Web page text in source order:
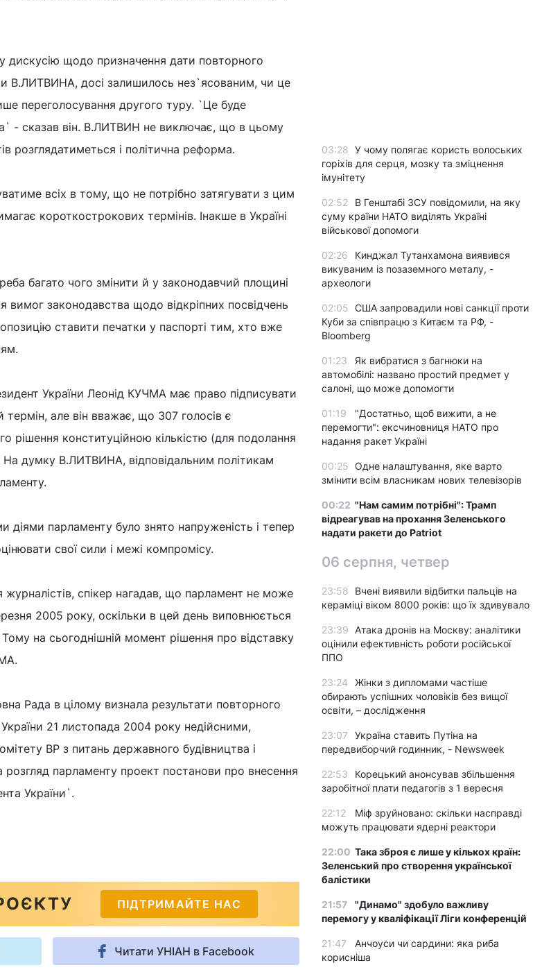
щодо призначення дати повторного
В.ЛИТВИНА, досі залишилось нез`ясованим, чи це
переголосування другого туру. `Це буде
- сказав він. В.ЛИТВИН не виключає, що в цьому
розглядатиметься і політична реформа.
всіх в тому, що не потрібно затягувати з цим
короткострокових термінів. Інакше в Україні
багато чого змінити й у законодавчий площині
вимог законодавства щодо відкріпних посвідчень
ставити печатки у паспорті тим, хто вже
України Леонід КУЧМА має право підписувати
але він вважає, що 307 голосів є
рішення конституційною кількістю (для подолання
На думку В.ЛИТВИНА, відповідальним політикам
діями парламенту було знято напруженість і тепер
свої сили і межі компромісу.
журналістів, спікер нагадав, що парламент не може
2005 року, оскільки в цей день виповнюється
на сьогоднішній момент рішення про відставку
Рада в цілому визнала результати повторного
21 листопада 2004 року недійсними,
ВР з питань державного будівництва і
парламенту проект постанови про внесення
України`.
ПІДТРИМАЙТЕ НАС
Читати УНІАН в Facebook
03:28 У чому полягає користь волоських
горіхів для серця, мозку та зміцнення
імунітету
02:52
В Генштабі ЗСУ повідомили, на яку
суму країни НАТО виділять Україні
військової допомоги
02:26
Кинджал Тутанхамона виявився
викуваним із позаземного металу, -
археологи
02:05 США запровадили нові санкції проти
Куби за співпрацю з Китаєм та РФ, -
Bloomberg
01:23
Як вибратися з багнюки на
автомобілі: названо простий предмет у
салоні, що може допомогти
01:19
"Достатньо, щоб вижити, а не
перемогти": ексчиновниця НАТО про
надання ракет Україні
00:25 Одне налаштування, яке варто
змінити всім власникам нових телевізорів
00:22 "Нам самим потрібні": Трамп
відреагував на прохання Зеленського
надати ракети до Patriot
06 серпня, четвер
23:58
Вчені виявили відбитки пальців на
кераміці віком 8000 років: що їх здивувало
23:39
Атака дронів на Москву: аналітики
оцінили ефективність роботи російської
ППО
23:24
Жінки з дипломами частіше
обирають успішних чоловіків без вищої
освіти, – дослідження
23:07
Україна ставить Путіна на
передвиборчий годинник, - Newsweek
22:53
Корецький анонсував збільшення
заробітної плати педагогів з 1 вересня
22:12
Міф зруйновано: скільки насправді
можуть працювати ядерні реактори
22:00 Така зброя є лише у кількох країн:
Зеленський про створення української
балістики
21:57
"Динамо" здобуло важливу
перемогу у кваліфікації Ліги конференцій
21:47
Анчоуси чи сардини: яка риба
корисніша